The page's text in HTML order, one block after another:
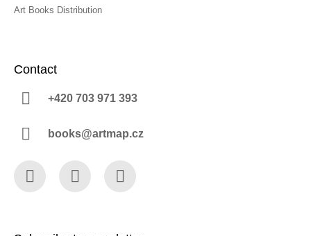
Art Books Distribution
Contact
+420 703 971 393
books@artmap.cz